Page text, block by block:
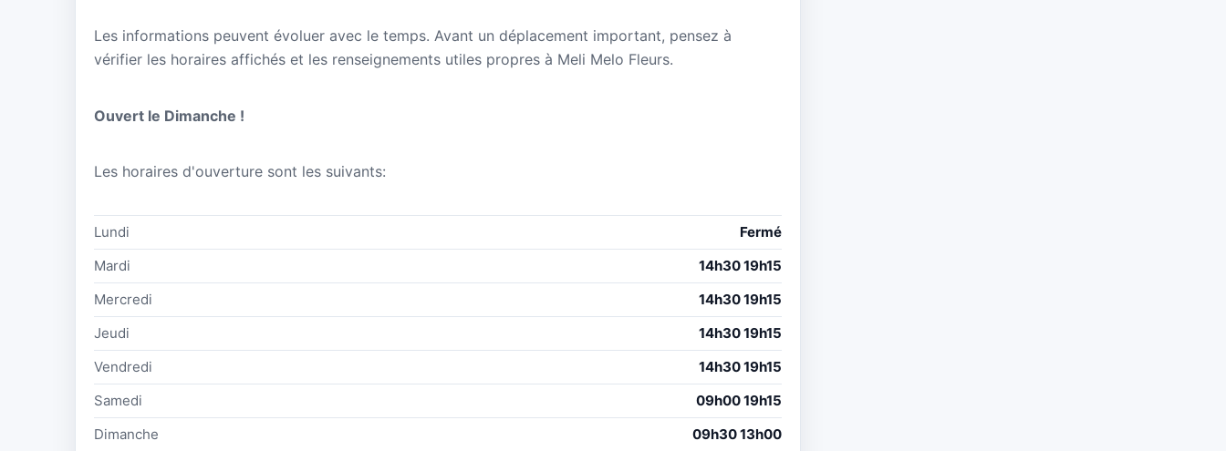
Les informations peuvent évoluer avec le temps. Avant un déplacement important, pensez à
vérifier les horaires affichés et les renseignements utiles propres à Meli Melo Fleurs.
Ouvert le Dimanche !
Les horaires d'ouverture sont les suivants:
Lundi
Fermé
Mardi
14h30 19h15
Mercredi
14h30 19h15
Jeudi
14h30 19h15
Vendredi
14h30 19h15
Samedi
09h00 19h15
Dimanche
09h30 13h00